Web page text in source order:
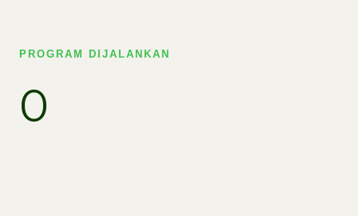
PROGRAM DIJALANKAN
0